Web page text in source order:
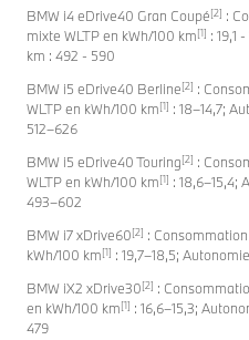
BMW i4 eDrive40 Gran Coupé[2] :
mixte WLTP en kWh/100 km[1] : 19,1
km : 492 - 590
BMW i5 eDrive40 Berline[2] :
WLTP en kWh/100 km[1] : 18–14,7;
512–626
BMW i5 eDrive40 Touring[2] :
WLTP en kWh/100 km[1] : 18,6–15,4;
493–602
BMW i7 xDrive60[2] :
kWh/100 km[1] : 19,7–18,5;
BMW iX2 xDrive30[2] :
en kWh/100 km[1] : 16,6–15,3;
479